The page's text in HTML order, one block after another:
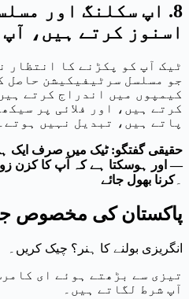
8. اپ سکلنگ اور
اسنوز کرتے ہیں،
ٹیک آپ کو پکڑنے کا انتظار
جو مسلسل سرٹیفیکیشن حاصل
کیمپوں میں اندراج کرتے
کرتے ہیں، اور فلائی پر
پاتے ہیں، تبدیل نہیں ہوتے۔
حقیقی گفتگو: ٹیک میں صرف ایک
— اور ہوسکتا ہے کہ آپ کا کزن
کرنا بھول جائے۔
پاکستان کی مخصوص
انگریزی بولنے کا ہنر؟ چیک کریں۔
تیزی سے بڑھتے ہوئے ای
آپ شرط لگاتے ہیں۔